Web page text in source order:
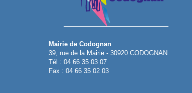
Mairie de Codognan
39, rue de la Mairie - 30920 CODOGNAN
Tél : 04 66 35 03 07
Fax : 04 66 35 02 03